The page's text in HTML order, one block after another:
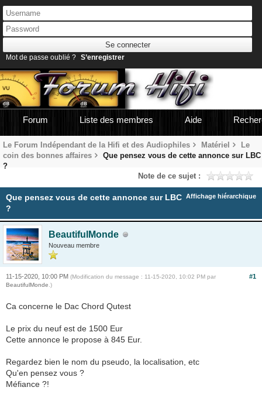
Mot de passe oublié ? S’enregistrer
Forum Liste des membres Aide
Le Forum Indépendant de la Hifi et des Audiophiles Matériel
Le
coin des bonnes affaires
Que pensez vous de cette annonce sur LBC
?
Note de ce sujet :
Affichage hiérarchique
Que pensez vous de cette annonce sur LBC
?
BeautifulMonde
Nouveau membre
#1
11-15-2020, 10:00 PM (Modification du message : 11-15-2020, 10:02 PM par
BeautifulMonde .)
Ca concerne le Dac Chord Qutest
Le prix du neuf est de 1500 Eur
Cette annonce le propose à 845 Eur.
Regardez bien le nom du pseudo, la localisation, etc
Qu'en pensez vous ?
Méfiance ?!